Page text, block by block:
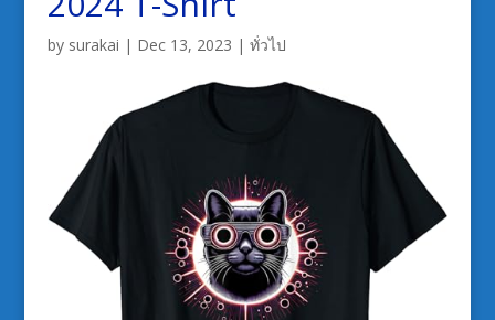
by surakai | Dec 13, 2023 | ทั่วไป